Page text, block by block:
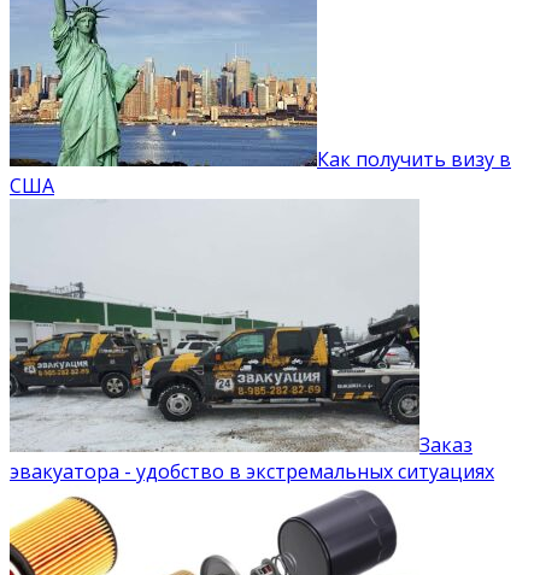
Как получить визу в
США
Заказ
эвакуатора - удобство в экстремальных ситуациях